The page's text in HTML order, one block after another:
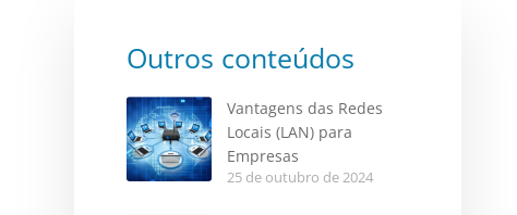
Outros conteúdos
Vantagens das Redes
Locais (LAN) para
Empresas
25 de outubro de 2024